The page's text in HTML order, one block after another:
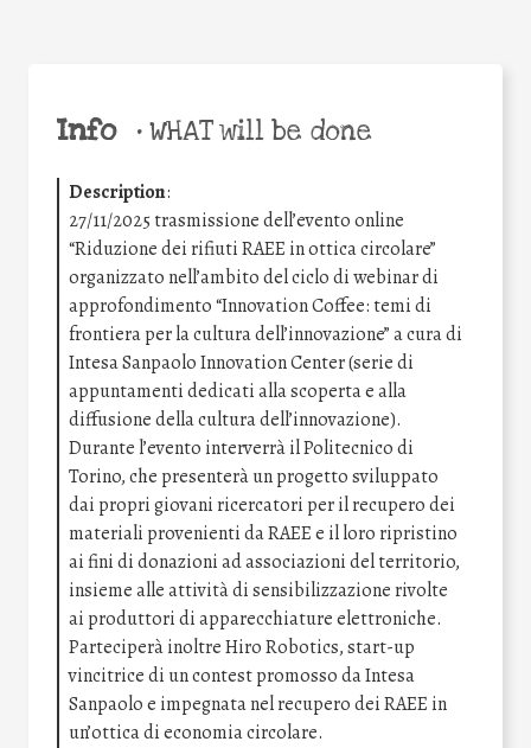
Info •WHAT will be done
Description:
27/11/2025 trasmissione dell’evento online
“Riduzione dei rifiuti RAEE in ottica circolare”
organizzato nell’ambito del ciclo di webinar di
approfondimento “Innovation Coffee: temi di
frontiera per la cultura dell’innovazione” a cura di
Intesa Sanpaolo Innovation Center (serie di
appuntamenti dedicati alla scoperta e alla
diffusione della cultura dell’innovazione).
Durante l’evento interverrà il Politecnico di
Torino, che presenterà un progetto sviluppato
dai propri giovani ricercatori per il recupero dei
materiali provenienti da RAEE e il loro ripristino
ai fini di donazioni ad associazioni del territorio,
insieme alle attività di sensibilizzazione rivolte
ai produttori di apparecchiature elettroniche.
Parteciperà inoltre Hiro Robotics, start-up
vincitrice di un contest promosso da Intesa
Sanpaolo e impegnata nel recupero dei RAEE in
un’ottica di economia circolare.